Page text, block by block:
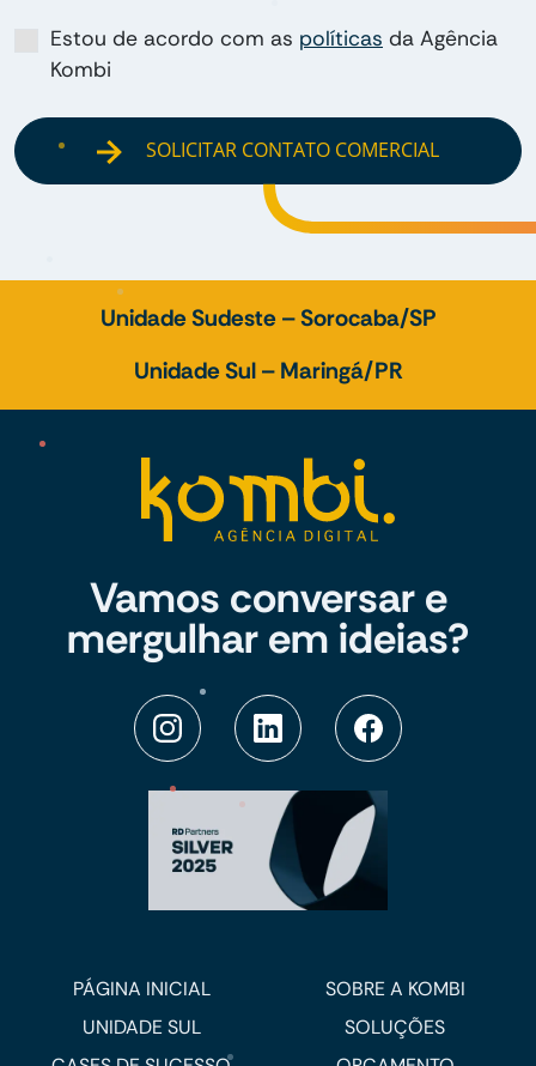
Estou de acordo com as políticas da Agência
Kombi
SOLICITAR CONTATO COMERCIAL
Unidade Sudeste – Sorocaba/SP
Unidade Sul – Maringá/PR
Vamos conversar e
mergulhar em ideias?
PÁGINA INICIAL
SOBRE A KOMBI
UNIDADE SUL
SOLUÇÕES